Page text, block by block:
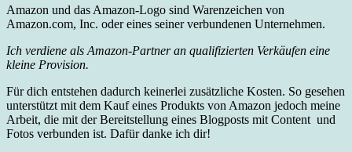
Amazon und das Amazon-Logo sind Warenzeichen von
Amazon.com, Inc. oder eines seiner verbundenen Unternehmen.
Ich verdiene als Amazon-Partner an qualifizierten Verkäufen eine
kleine Provision.
Für dich entstehen dadurch keinerlei zusätzliche Kosten. So gesehen
unterstützt mit dem Kauf eines Produkts von Amazon jedoch meine
Arbeit, die mit der Bereitstellung eines Blogposts mit Content und
Fotos verbunden ist. Dafür danke ich dir!